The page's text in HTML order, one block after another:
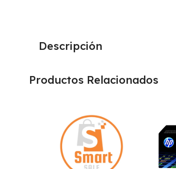
Descripción
Productos Relacionados